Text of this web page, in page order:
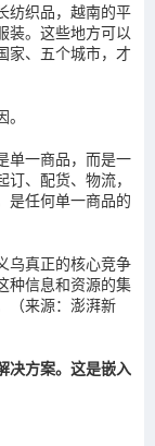
纺织品，越南的平
装。这些地方可以
家、五个城市，才
单一商品，而是一
、配货、物流，
是任何单一商品的
乌真正的核心竞争
种信息和资源的集
（来源：澎湃新
决方案。这是嵌入